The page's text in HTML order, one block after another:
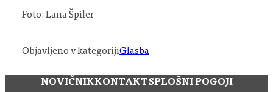
Foto: Lana Špiler
Objavljeno v kategorijiGlasba
NOVIČNIKKONTAKTSPLOŠNI POGOJI